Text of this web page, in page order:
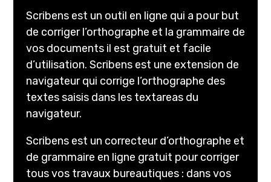
Scribens est un outil en ligne qui a pour but
de corriger l’orthographe et la grammaire de
vos documents il est gratuit et facile
d’utilisation. Scribens est une extension de
navigateur qui corrige l’orthographe des
textes saisis dans les textareas du
navigateur.
Scribens est un correcteur d’orthographe et
de grammaire en ligne gratuit pour corriger
tous vos travaux bureautiques : dans vos